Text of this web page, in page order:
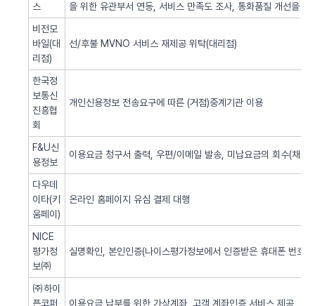
스
을 위한 유관부서 연동, 서비스 만족도 조사, 통화품질 개선을 위
비전모
바일(대
리점)
선/후불 MVNO 서비스 재제공 위탁(대리점)
한국정
보통신
진흥협
회
개인신용정보 전송요구에 따른 (거점)중계기관 이용
F&U신
용정보
이용요금 청구서 출력, 우편/이메일 발송, 미납요금의 회수(채권
다우데
이타(키
움페이)
온라인 홈페이지 유심 결제 대행
NICE
평가정
보㈜
실명확인, 본인인증(나이스평가정보에서 인증받은 휴대폰 번호
㈜하이
픈코퍼
이용요금 납부를 위한 가상계좌, 고객 계좌인증 서비스 제공